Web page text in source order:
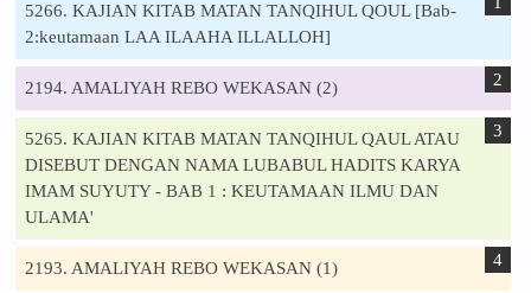
5266. KAJIAN KITAB MATAN TANQIHUL QOUL [Bab-
2:keutamaan LAA ILAAHA ILLALLOH]
2194. AMALIYAH REBO WEKASAN (2)
5265. KAJIAN KITAB MATAN TANQIHUL QAUL ATAU
DISEBUT DENGAN NAMA LUBABUL HADITS KARYA
IMAM SUYUTY - BAB 1 : KEUTAMAAN ILMU DAN
ULAMA'
2193. AMALIYAH REBO WEKASAN (1)